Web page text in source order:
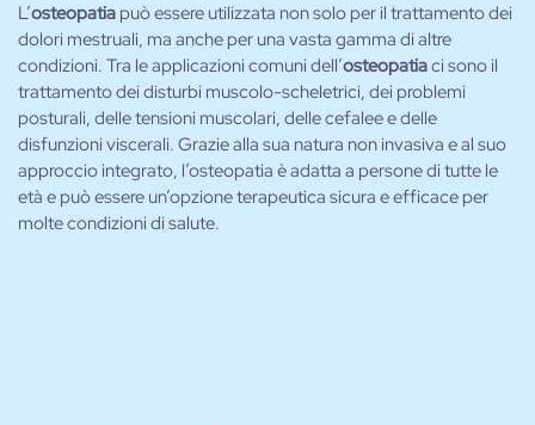
L’osteopatia può essere utilizzata non solo per il trattamento dei
dolori mestruali, ma anche per una vasta gamma di altre
condizioni. Tra le applicazioni comuni dell’osteopatiaci sono il
trattamento dei disturbi muscolo-scheletrici, dei problemi
posturali, delle tensioni muscolari, delle cefalee e delle
disfunzioni viscerali. Grazie alla sua natura non invasiva e al suo
approccio integrato, l’osteopatia è adatta a persone di tutte le
età e può essere un’opzione terapeutica sicura e efficace per
molte condizioni di salute.